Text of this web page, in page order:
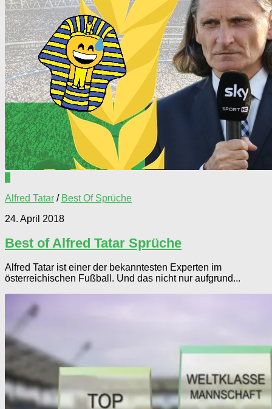
Alfred Tatar / Best Of Sprüche
24. April 2018
Best of Alfred Tatar Sprüche
Alfred Tatar ist einer der bekanntesten Experten im
österreichischen Fußball. Und das nicht nur aufgrund...